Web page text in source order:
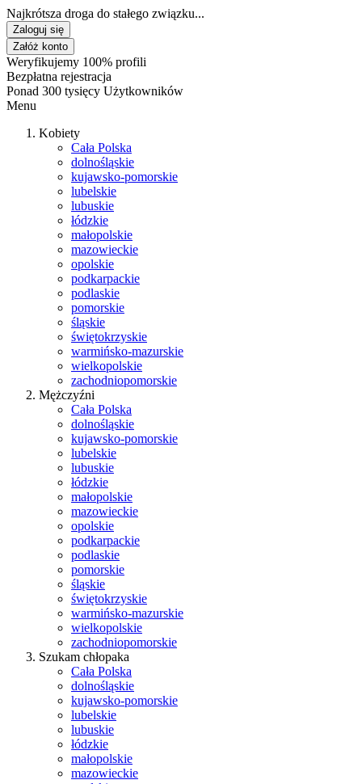
Najkrótsza droga do stałego związku...
Zaloguj się
Załóż konto
Weryfikujemy 100% profili
Bezpłatna rejestracja
Ponad 300 tysięcy Użytkowników
Menu
Kobiety
Cała Polska
dolnośląskie
kujawsko-pomorskie
lubelskie
lubuskie
łódzkie
małopolskie
mazowieckie
opolskie
podkarpackie
podlaskie
pomorskie
śląskie
świętokrzyskie
warmińsko-mazurskie
wielkopolskie
zachodniopomorskie
Mężczyźni
Cała Polska
dolnośląskie
kujawsko-pomorskie
lubelskie
lubuskie
łódzkie
małopolskie
mazowieckie
opolskie
podkarpackie
podlaskie
pomorskie
śląskie
świętokrzyskie
warmińsko-mazurskie
wielkopolskie
zachodniopomorskie
Szukam chłopaka
Cała Polska
dolnośląskie
kujawsko-pomorskie
lubelskie
lubuskie
łódzkie
małopolskie
mazowieckie